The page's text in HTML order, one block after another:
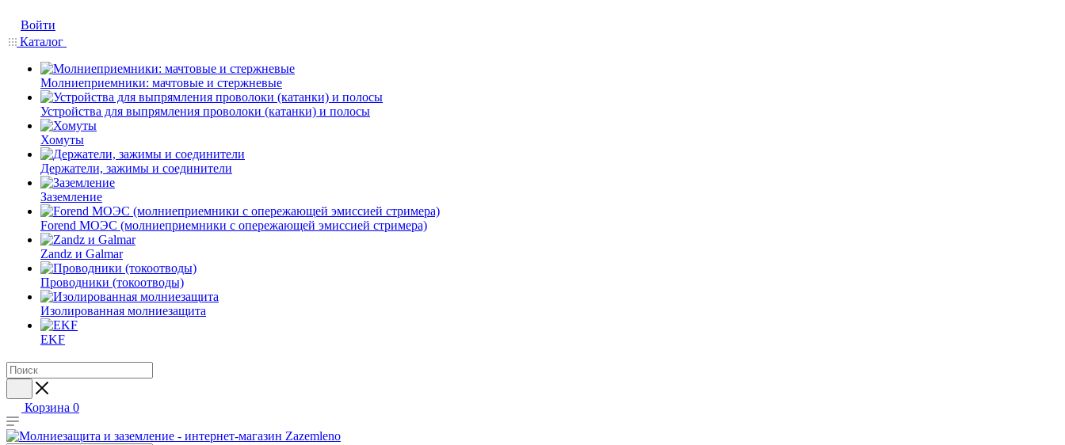
Войти
Каталог
Молниеприемники: мачтовые и стержневые
Устройства для выпрямления проволоки (катанки) и полосы
Хомуты
Держатели, зажимы и соединители
Заземление
Forend МОЭС (молниеприемники с опережающей эмиссией стримера)
Zandz и Galmar
Проводники (токоотводы)
Изолированная молниезащита
EKF
Корзина 0